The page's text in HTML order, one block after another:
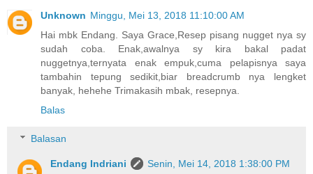
Unknown Minggu, Mei 13, 2018 11:10:00 AM
Hai mbk Endang. Saya Grace,Resep pisang nugget nya sy
sudah coba. Enak,awalnya sy kira bakal padat
nuggetnya,ternyata enak empuk,cuma pelapisnya saya
tambahin tepung sedikit,biar breadcrumb nya lengket
banyak, hehehe Trimakasih mbak, resepnya.
Balas
Balasan
Endang Indriani Senin, Mei 14, 2018 1:38:00 PM